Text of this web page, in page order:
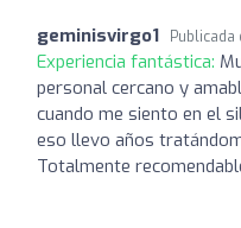
geminisvirgo1 Publicada
Experiencia fantástica:
personal cercano y
cuando me siento en el
eso llevo años
Totalmente